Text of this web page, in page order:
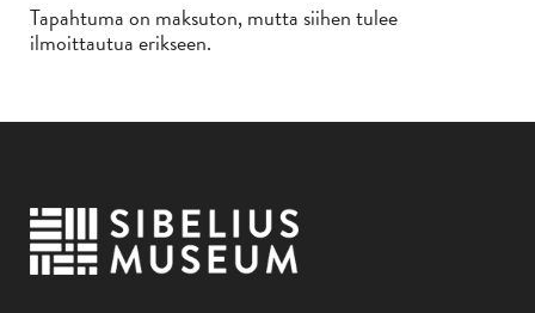
Tapahtuma on maksuton, mutta siihen tulee
ilmoittautua erikseen.